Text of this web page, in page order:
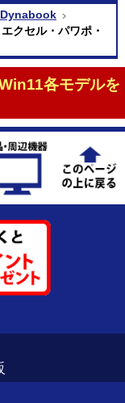
Dynabook
セル・パワポ・
各モデルを